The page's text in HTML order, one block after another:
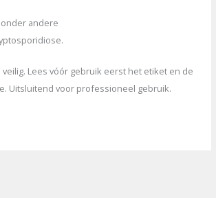
andere
Lees vóór gebruik eerst het etiket en de
Uitsluitend voor professioneel gebruik.